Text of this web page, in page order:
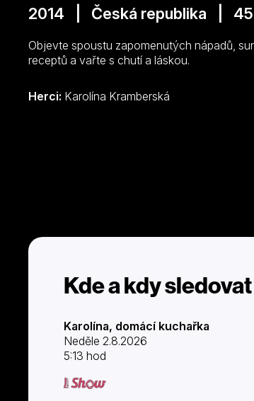
2014 | Česká republika | 45
Objevte spoustu zapomenutých nápadů,
receptů a vařte s chutí a láskou.
Herci: Karolína Kramberská
Kde a kdy sledovat
Karolína, domácí kuchařka
Neděle 2.8.2026
5:13 hod